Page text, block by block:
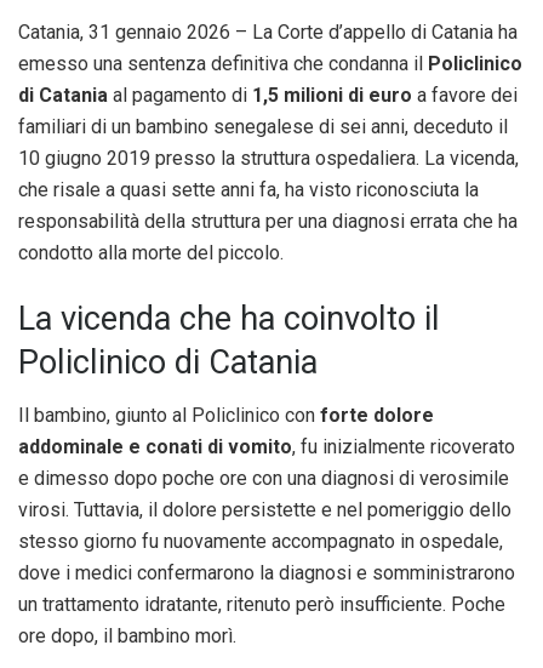
Catania, 31 gennaio 2026 – La Corte d’appello di Catania ha
emesso una sentenza definitiva che condanna il Policlinico
di Catania al pagamento di 1,5 milioni di euro a favore dei
familiari di un bambino senegalese di sei anni, deceduto il
10 giugno 2019 presso la struttura ospedaliera. La vicenda,
che risale a quasi sette anni fa, ha visto riconosciuta la
responsabilità della struttura per una diagnosi errata che ha
condotto alla morte del piccolo.
La vicenda che ha coinvolto il
Policlinico di Catania
Il bambino, giunto al Policlinico con forte dolore
addominale e conati di vomito, fu inizialmente ricoverato
e dimesso dopo poche ore con una diagnosi di verosimile
virosi. Tuttavia, il dolore persistette e nel pomeriggio dello
stesso giorno fu nuovamente accompagnato in ospedale,
dove i medici confermarono la diagnosi e somministrarono
un trattamento idratante, ritenuto però insufficiente. Poche
ore dopo, il bambino morì.